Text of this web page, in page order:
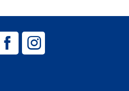
BAG EJSA